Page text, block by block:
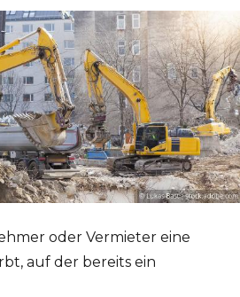
oder Vermieter eine
auf der bereits ein